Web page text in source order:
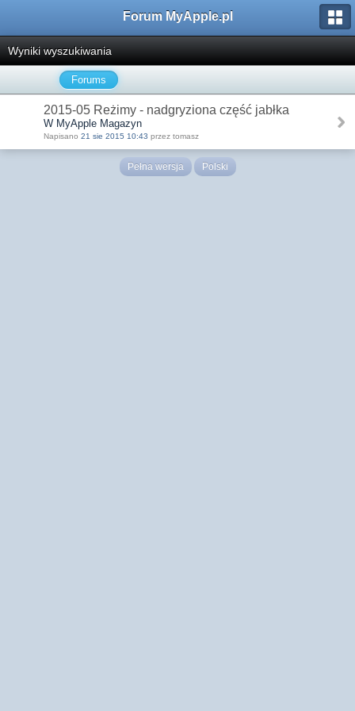
Forum MyApple.pl
Wyniki wyszukiwania
Forums
2015-05 Reżimy - nadgryziona część jabłka
W MyApple Magazyn
Napisano 21 sie 2015 10:43 przez tomasz
Pełna wersja Polski